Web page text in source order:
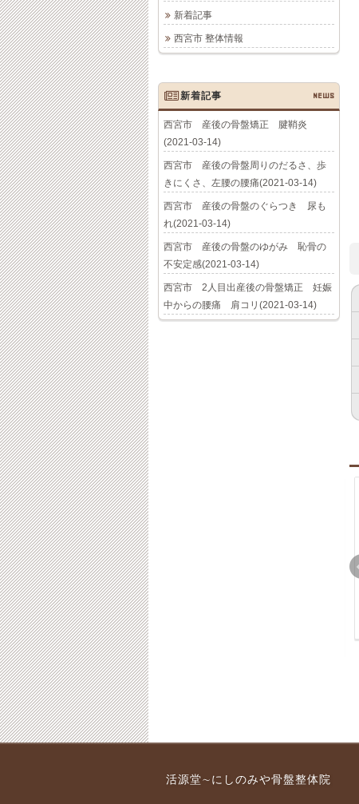
対
09-19
西宮市 整形外科で
「異常なし」と診断さ
れた尾骨痛は？
2014-01-15 2017-09-19
2017-09-19
だけでなく健康上の問
新着記事
西宮市 整体情報
新着記事 NEWS
西宮市 産後の骨盤矯正 腱鞘炎
(2021-03-14)
西宮市 産後の骨盤周りのだるさ、歩
きにくさ、左腰の腰痛(2021-03-14)
西宮市 産後の骨盤のぐらつき 尿も
れ(2021-03-14)
西宮市 産後の骨盤のゆがみ 恥骨の
不安定感(2021-03-14)
西宮市 2人目出産後の骨盤矯正 妊娠
中からの腰痛 肩コリ(2021-03-14)
活源堂∼にしのみや骨盤整体院